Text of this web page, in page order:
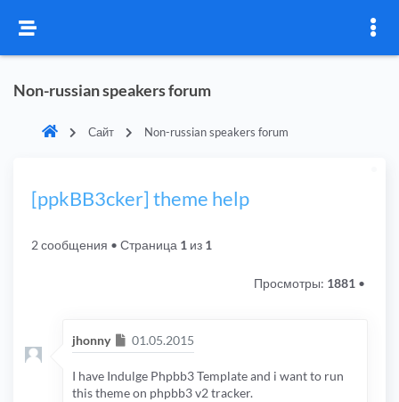
Non-russian speakers forum
Сайт Non-russian speakers forum
[ppkBB3cker] theme help
2 сообщения • Страница 1 из 1
Просмотры: 1881 •
jhonny Сообщение
01.05.2015
I have Indulge Phpbb3 Template and i want to run
this theme on phpbb3 v2 tracker.